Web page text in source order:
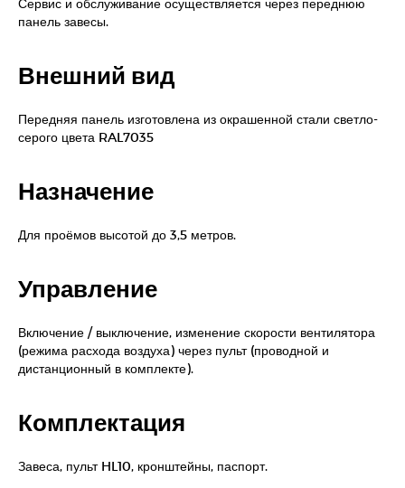
панель завесы.
Внешний вид
Передняя панель изготовлена из окрашенной стали светло-
серого цвета RAL7035
Назначение
Для проёмов высотой до 3,5 метров.
Управление
Включение / выключение, изменение скорости вентилятора
(режима расхода воздуха) через пульт (проводной и
дистанционный в комплекте).
Комплектация
Завеса, пульт HL10, кронштейны, паспорт.